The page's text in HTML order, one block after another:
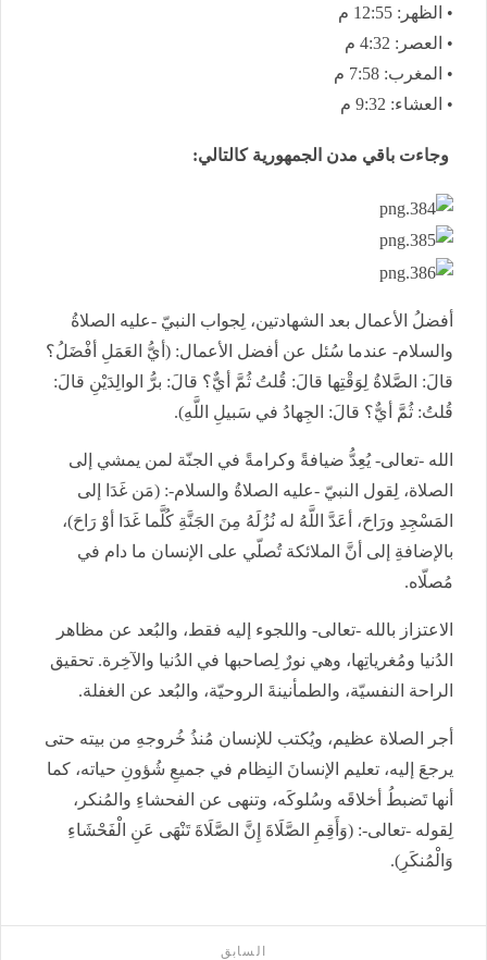
• الظهر: 12:55 م
• العصر: 4:32 م
• المغرب: 7:58 م
• العشاء: 9:32 م
وجاءت باقي مدن الجمهورية كالتالي:
أفضلُ الأعمال بعد الشهادتين، لِجواب النبيّ -عليه الصلاةُ
والسلام- عندما سُئل عن أفضل الأعمال: (أيُّ العَمَلِ أفْضَلُ؟
قالَ: الصَّلاةُ لِوَقْتِها قالَ: قُلتُ ثُمَّ أيٌّ؟ قالَ: برُّ الوالِدَيْنِ قالَ:
قُلتُ: ثُمَّ أيٌّ؟ قالَ: الجِهادُ في سَبيلِ اللَّهِ).
الله -تعالى- يُعِدُّ ضيافةً وكرامةً في الجنّة لمن يمشي إلى
الصلاة، لِقول النبيّ -عليه الصلاةُ والسلام-: (مَن غَدَا إلى
المَسْجِدِ ورَاحَ، أعَدَّ اللَّهُ له نُزُلَهُ مِنَ الجَنَّةِ كُلَّما غَدَا أوْ رَاحَ)،
بالإضافةِ إلى أنَّ الملائكة تُصلّي على الإنسان ما دام في
مُصلّاه.
الاعتزاز بالله -تعالى- واللجوء إليه فقط، والبُعد عن مظاهر
الدُنيا ومُغرياتِها، وهي نورٌ لِصاحبها في الدُنيا والآخِرة. تحقيق
الراحة النفسيّة، والطمأنينةَ الروحيّة، والبُعد عن الغفلة.
أجر الصلاة عظيم، ويُكتب للإنسان مُنذُ خُروجهِ من بيته حتى
يرجعَ إليه، تعليم الإنسانَ النِظام في جميعِ شُؤونِ حياته، كما
أنها تَضبطُ أخلاقَه وسُلوكَه، وتنهى عن الفحشاءِ والمُنكر،
لِقوله -تعالى-: (وَأَقِمِ الصَّلَاةَ إِنَّ الصَّلَاةَ تَنْهَى عَنِ الْفَحْشَاءِ
وَالْمُنكَرِ).
السابق